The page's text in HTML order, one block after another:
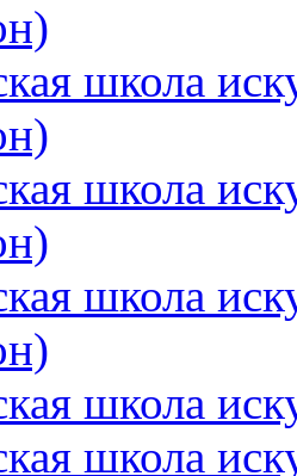
школа
школа
школа
школа
школа